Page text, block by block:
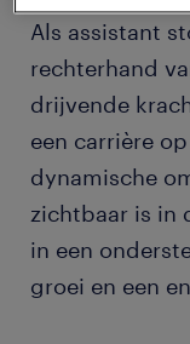
Als assistant
rechterhand
drijvende
een carrière
dynamische
zichtbaar is in
in een
groei en een